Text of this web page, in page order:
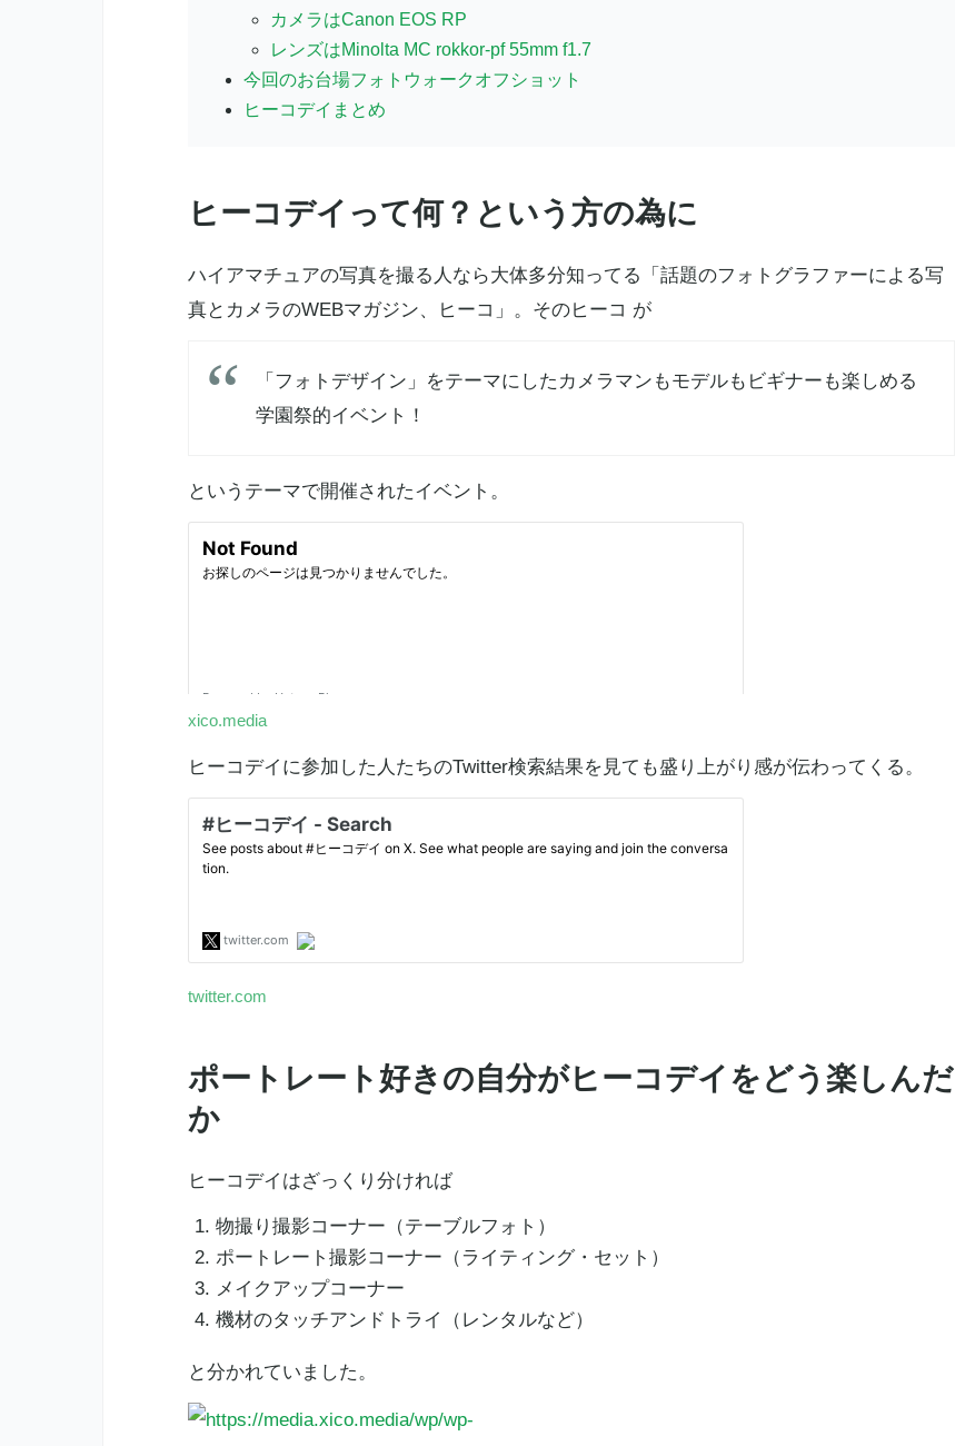
カメラはCanon EOS RP
レンズはMinolta MC rokkor-pf 55mm f1.7
今回のお台場フォトウォークオフショット
ヒーコデイまとめ
ヒーコデイって何？という方の為に
ハイアマチュアの写真を撮る人なら大体多分知ってる「話題のフォトグラファーによる写
真とカメラのWEBマガジン、ヒーコ」。そのヒーコ が
「フォトデザイン」をテーマにしたカメラマンもモデルもビギナーも楽しめる
学園祭的イベント！
というテーマで開催されたイベント。
xico.media
ヒーコデイに参加した人たちのTwitter検索結果を見ても盛り上がり感が伝わってくる。
twitter.com
ポートレート好きの自分がヒーコデイをどう楽しんだ
か
ヒーコデイはざっくり分ければ
物撮り撮影コーナー（テーブルフォト）
ポートレート撮影コーナー（ライティング・セット）
メイクアップコーナー
機材のタッチアンドトライ（レンタルなど）
と分かれていました。